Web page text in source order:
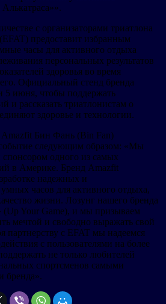
с организаторами триатлона
предоставит избранным
часы для активного отдыха
персональных результатов
здоровья во время
Официальный стенд бренда
5 июня, чтобы поддержать
и рассказать триатлонистам о
здоровье и технологии.
Amazfit Бин Фань (Bin Fan)
следующим образом: «Мы
спонсором одного из самых
в Америке. Бренд Amazfit
надежных и
часов для активного отдыха,
жизни. Лозунг нашего бренда
Your Game), и мы призываем
мечтой и свободно выражать свой
партнерству с EFAT мы надеемся
с пользователями на более
не только любителей
спортсменов самыми
бренда».